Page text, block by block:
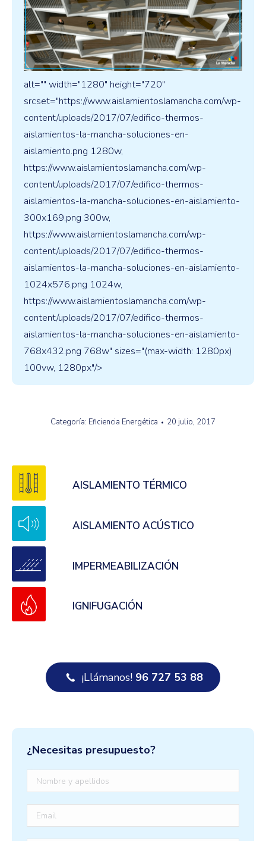
alt="" width="1280" height="720"
srcset="https://www.aislamientoslamancha.com/wp-
content/uploads/2017/07/edifico-thermos-
aislamientos-la-mancha-soluciones-en-
aislamiento.png 1280w,
https://www.aislamientoslamancha.com/wp-
content/uploads/2017/07/edifico-thermos-
aislamientos-la-mancha-soluciones-en-aislamiento-
300x169.png 300w,
https://www.aislamientoslamancha.com/wp-
content/uploads/2017/07/edifico-thermos-
aislamientos-la-mancha-soluciones-en-aislamiento-
1024x576.png 1024w,
https://www.aislamientoslamancha.com/wp-
content/uploads/2017/07/edifico-thermos-
aislamientos-la-mancha-soluciones-en-aislamiento-
768x432.png 768w" sizes="(max-width: 1280px)
100vw, 1280px"/>
Categoría: Eficiencia Energética 20 julio, 2017
AISLAMIENTO TÉRMICO
AISLAMIENTO ACÚSTICO
IMPERMEABILIZACIÓN
IGNIFUGACIÓN
¡Llámanos! 96 727 53 88
¿Necesitas presupuesto?